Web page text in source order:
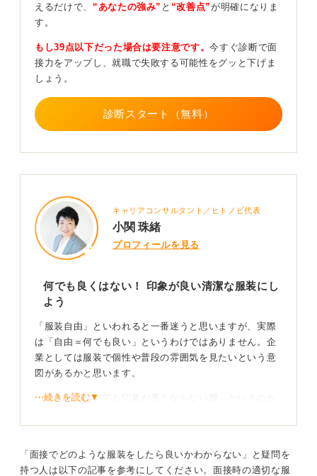
イメージした格好で臨んでいただくのが良いでしょう。
0
えるだけで、 “あなたの強み” と “改善点”が明確になりま
す。
もし39点以下だった場合は要注意です。今すぐ診断で面
接力をアップし、就職で失敗する可能性をグッと下げま
しょう。
診断スタート（無料）
キャリアコンサルタント／ヒトノビ代表
小関 珠緒
プロフィールを見る
何でも良くはない！ 印象が良い清潔な服装にし
よう
「服装自由」といわれると一番迷うと思いますが、実際
は「自由＝何でも良い」というわけではありません。企
業としては服装で個性や普段の雰囲気を見たいという意
図があるかと思います。
「スーツでなくても印象が悪くならない服」というのが
談であれば、オフィスカジュアルで清潔感ときちんと感
を出せれば良いです。
⋯続きを読む▼
「面接でどのような服装をしたら良いかわからない」と疑問を
持つ人は以下の記事を参考にしてください。面接時の適切な服